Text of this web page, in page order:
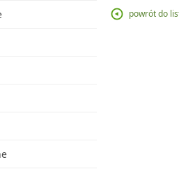
powrót do